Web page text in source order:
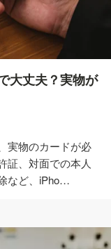
大丈夫？実物が
実物のカードが必
証、対面での本人
など、iPho…